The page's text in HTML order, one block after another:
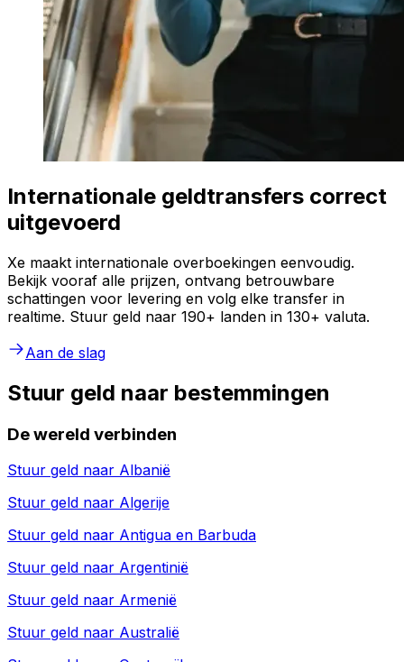
Internationale geldtransfers correct
uitgevoerd
Xe maakt internationale overboekingen eenvoudig.
Bekijk vooraf alle prijzen, ontvang betrouwbare
schattingen voor levering en volg elke transfer in
realtime. Stuur geld naar 190+ landen in 130+ valuta.
Aan de slag
Stuur geld naar bestemmingen
De wereld verbinden
Stuur geld naar Albanië
Stuur geld naar Algerije
Stuur geld naar Antigua en Barbuda
Stuur geld naar Argentinië
Stuur geld naar Armenië
Stuur geld naar Australië